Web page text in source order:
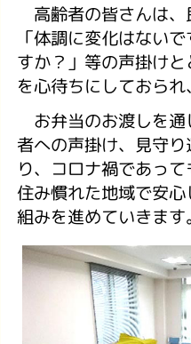
高齢者の皆さんは、
「体調に変化はない
すか？」等の声掛け
を心待ちにしておられ
お弁当のお渡しを通
者への声掛け、見守
り、コロナ禍であっ
住み慣れた地域で安
組みを進めていきます。